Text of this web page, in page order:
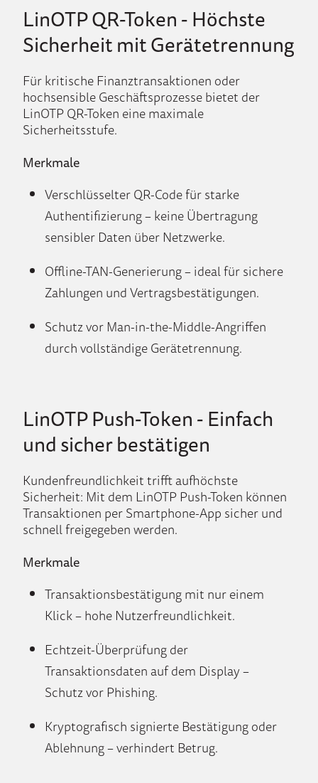
LinOTP QR-Token - Höchste
Sicherheit mit Gerätetrennung
Für kritische Finanztransaktionen oder
hochsensible Geschäftsprozesse bietet der
LinOTP QR-Token eine maximale
Sicherheitsstufe.
Merkmale
Verschlüsselter QR-Code für starke
Authentifizierung – keine Übertragung
sensibler Daten über Netzwerke.
Offline-TAN-Generierung – ideal für sichere
Zahlungen und Vertragsbestätigungen.
Schutz vor Man-in-the-Middle-Angriffen
durch vollständige Gerätetrennung.
LinOTP Push-Token - Einfach
und sicher bestätigen
Kundenfreundlichkeit trifft aufhöchste
Sicherheit: Mit dem LinOTP Push-Token können
Transaktionen per Smartphone-App sicher und
schnell freigegeben werden.
Merkmale
Transaktionsbestätigung mit nur einem
Klick – hohe Nutzerfreundlichkeit.
Echtzeit-Überprüfung der
Transaktionsdaten auf dem Display –
Schutz vor Phishing.
Kryptografisch signierte Bestätigung oder
Ablehnung – verhindert Betrug.